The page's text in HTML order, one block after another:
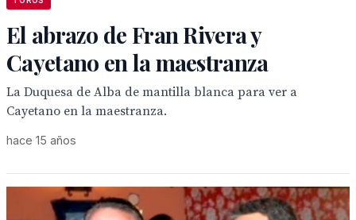
El abrazo de Fran Rivera y
Cayetano en la maestranza
La Duquesa de Alba de mantilla blanca para ver a
Cayetano en la maestranza.
hace 15 años